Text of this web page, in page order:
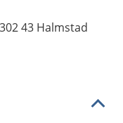
43 Halmstad